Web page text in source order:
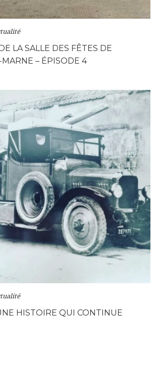
LA SALLE DES FÊTES DE
MARNE – ÉPISODE 4
HISTOIRE QUI CONTINUE